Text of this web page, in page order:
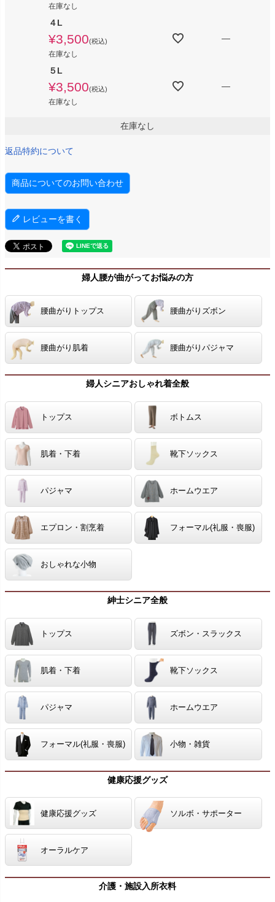
在庫なし
４L
¥3,500 税込
在庫なし
—
５L
¥3,500 税込
在庫なし
—
在庫なし
返品特約について
商品についてのお問い合わせ
レビューを書く
婦人腰が曲がってお悩みの方
腰曲がりトップス 腰曲がりズボン
腰曲がり肌着 腰曲がりパジャマ
婦人シニアおしゃれ着全般
トップス ボトムス
肌着・下着 靴下ソックス
パジャマ ホームウエア
エプロン・割烹着 フォーマル(礼服・喪服)
おしゃれな小物
紳士シニア全般
トップス ズボン・スラックス
肌着・下着 靴下ソックス
パジャマ ホームウエア
フォーマル(礼服・喪服) 小物・雑貨
健康応援グッズ
健康応援グッズ ソルボ・サポーター
オーラルケア
介護・施設入所衣料